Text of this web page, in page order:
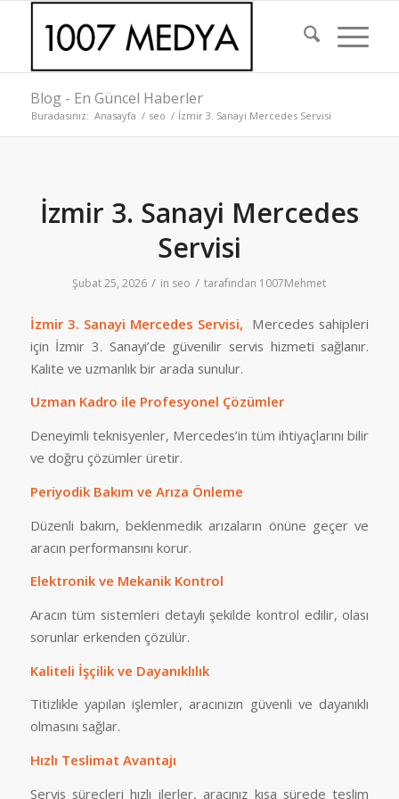
Blog - En Güncel Haberler
Buradasınız: Anasayfa / seo / İzmir 3. Sanayi Mercedes Servisi
İzmir 3. Sanayi Mercedes
Servisi
Şubat 25, 2026 / in seo / tarafından 1007Mehmet
İzmir 3. Sanayi Mercedes Servisi, Mercedes sahipleri
için İzmir 3. Sanayi’de güvenilir servis hizmeti sağlanır.
Kalite ve uzmanlık bir arada sunulur.
Uzman Kadro ile Profesyonel Çözümler
Deneyimli teknisyenler, Mercedes’in tüm ihtiyaçlarını bilir
ve doğru çözümler üretir.
Periyodik Bakım ve Arıza Önleme
Düzenli bakım, beklenmedik arızaların önüne geçer ve
aracın performansını korur.
Elektronik ve Mekanik Kontrol
Aracın tüm sistemleri detaylı şekilde kontrol edilir, olası
sorunlar erkenden çözülür.
Kaliteli İşçilik ve Dayanıklılık
Titizlikle yapılan işlemler, aracınızın güvenli ve dayanıklı
olmasını sağlar.
Hızlı Teslimat Avantajı
Servis süreçleri hızlı ilerler, aracınız kısa sürede teslim